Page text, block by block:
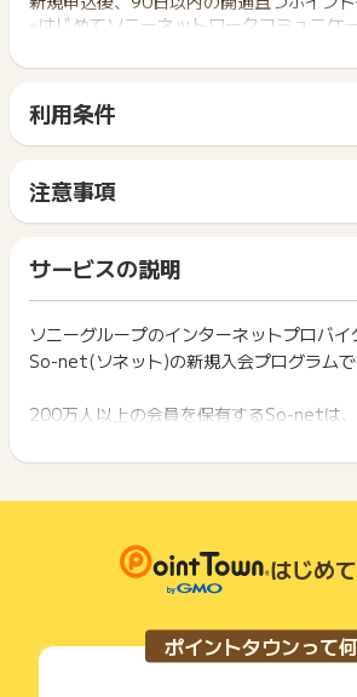
※はじめてソニーネットワークコミュニケ
※新規会員の方からのお申し込み
※解約を前提としたご利用と判断した場合
消し及び強制退会となる場合がございます
【ポイント獲得対象外条件】
※本ページ以外からのお申し込み
※ポイント獲得までに解約をされた方
※お申し込みコースと開通コースに相違があ
※お申し込みから90日経過しても開通され
※お電話でのお申込み
※日本国内以外からの申込
※本サービスを利用したことがある方
※不備・不正・虚偽・重複・いたずら・キャ
・お問い合わせ内容
・広告ID、広告名
・申込者氏名
※ポイントに関するお問い合わせは、ポイ
までお問い合わせください。ポイントに
利用条件
サイトに移動してからお申し込みやお買
間に、同じブラウザ（※）で他のサイトに
ト獲得ができません。
「 サイトへ行ってポイントGET 」ボタン
ス・お買い物利用時で、デバイス・ブラ
イント獲得ができません。
2回以上同じお買い物・サービスをご利用
ポイントタウンに戻り、「 サイトへ行って
下記の事項に該当する場合、広告主側で
い物を複数回ご利用された場合
て一度でも同サービス・お買い物を利用さ
ご利用前には、Cookieの削除をおこなっ
サービス・お買い物利用時にお電話など2
法がある場合、必ずサイト上のWEBフォ
注意事項
ポイントの獲得の対象となるのは、税抜
ります。
一部のサービスにつきましては、1商品に
は切り捨てとなります。
ポイント獲得が1ポイント未満のものは切
原則として広告主側のポイント等を利用し
につきましては、ポイントタウンのポイ
まれません。
商品の交換や一部でもキャンセルされた
各サービス・お買い物の獲得ポイントや獲
ン期間が予告なしに変更される場合がござ
れた時点の条件が適用されます。
条件を達成しているかどうかは各広告主で
っているため、広告主はポイントに関す
サービスの説明
ソニーグループのインターネットプロバイ
So-net(ソネット)の新規入会プログラムで
200万人以上の会員を保有するSo-netは、
料金や地域、利用・住居形態に合わせた
はじめ
ポイントタウンって